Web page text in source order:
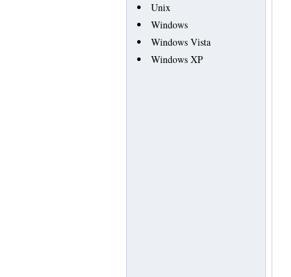
Unix
Windows
Windows Vista
Windows XP